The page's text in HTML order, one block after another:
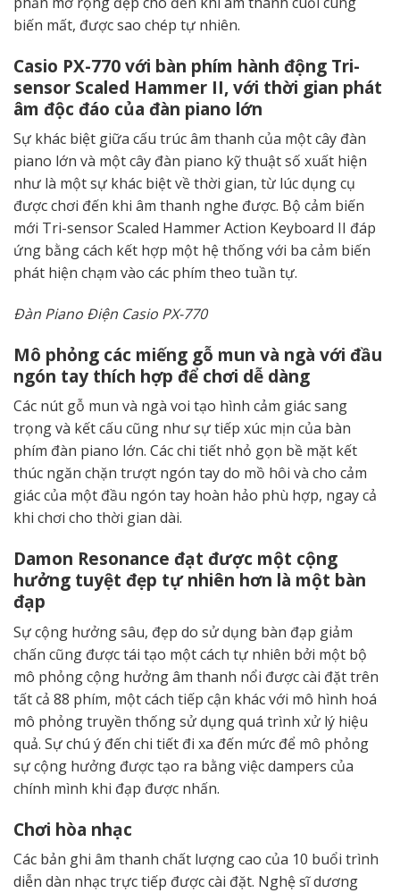
biến mất, được sao chép tự nhiên.
Casio PX-770 với bàn phím hành động Tri-
sensor Scaled Hammer II, với thời gian phát
âm độc đáo của đàn piano lớn
Sự khác biệt giữa cấu trúc âm thanh của một cây đàn
piano lớn và một cây đàn piano kỹ thuật số xuất hiện
như là một sự khác biệt về thời gian, từ lúc dụng cụ
được chơi đến khi âm thanh nghe được. Bộ cảm biến
mới Tri-sensor Scaled Hammer Action Keyboard II đáp
ứng bằng cách kết hợp một hệ thống với ba cảm biến
phát hiện chạm vào các phím theo tuần tự.
Đàn Piano Điện Casio PX-770
Mô phỏng các miếng gỗ mun và ngà với đầu
ngón tay thích hợp để chơi dễ dàng
Các nút gỗ mun và ngà voi tạo hình cảm giác sang
trọng và kết cấu cũng như sự tiếp xúc mịn của bàn
phím đàn piano lớn. Các chi tiết nhỏ gọn bề mặt kết
thúc ngăn chặn trượt ngón tay do mồ hôi và cho cảm
giác của một đầu ngón tay hoàn hảo phù hợp, ngay cả
khi chơi cho thời gian dài.
Damon Resonance đạt được một cộng
hưởng tuyệt đẹp tự nhiên hơn là một bàn
đạp
Sự cộng hưởng sâu, đẹp do sử dụng bàn đạp giảm
chấn cũng được tái tạo một cách tự nhiên bởi một bộ
mô phỏng cộng hưởng âm thanh nổi được cài đặt trên
tất cả 88 phím, một cách tiếp cận khác với mô hình hoá
mô phỏng truyền thống sử dụng quá trình xử lý hiệu
quả. Sự chú ý đến chi tiết đi xa đến mức để mô phỏng
sự cộng hưởng được tạo ra bằng việc dampers của
chính mình khi đạp được nhấn.
Chơi hòa nhạc
Các bản ghi âm thanh chất lượng cao của 10 buổi trình
diễn dàn nhạc trực tiếp được cài đặt. Nghệ sĩ dương